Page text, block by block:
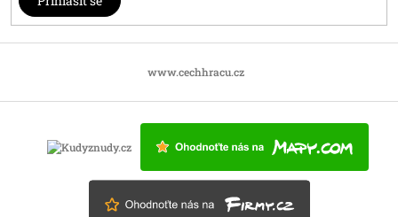
www.cechhracu.cz